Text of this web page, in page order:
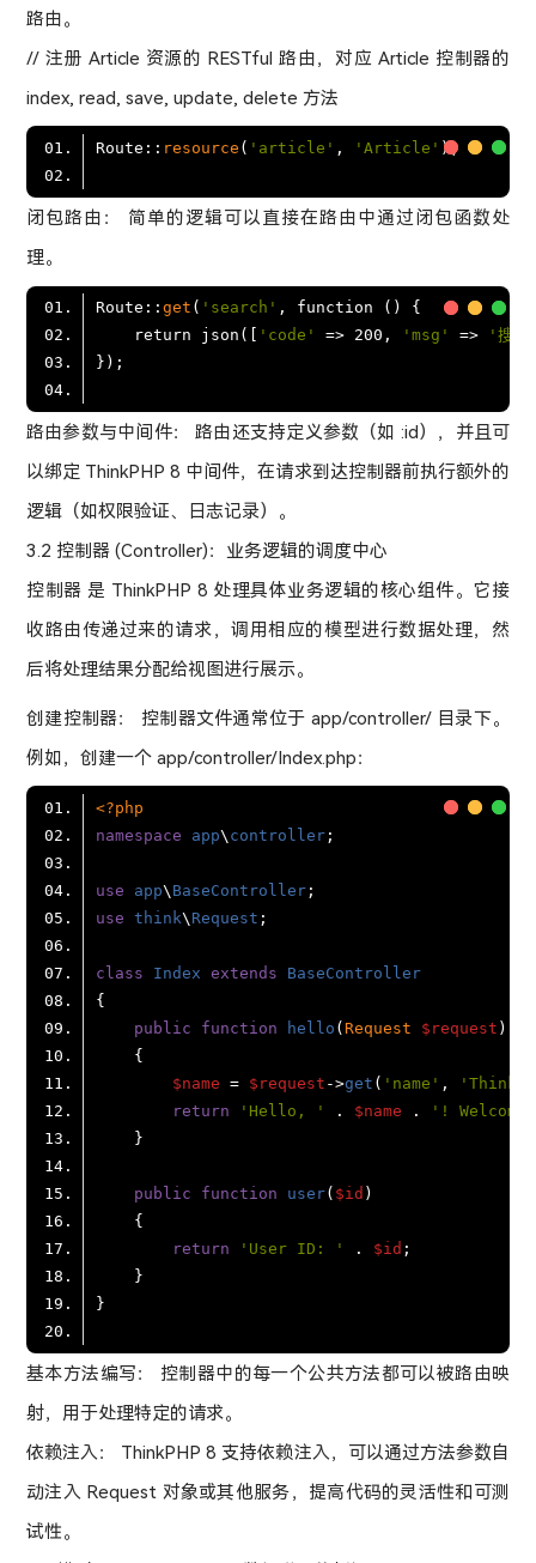
路由。
// 注册 Article 资源的 RESTful 路由，对应 Article 控制器的
index, read, save, update, delete 方法
Route:: resource ( 'article' , 'Article'
闭包路由： 简单的逻辑可以直接在路由中通过闭包函数处
理。
Route:: get ( 'search'
    return json(
'code' => 200, 'msg' =>
'搜索
路由参数与中间件： 路由还支持定义参数（如 :id），并且可
以绑定 ThinkPHP 8 中间件，在请求到达控制器前执行额外的
逻辑（如权限验证、日志记录）。
3.2 控制器 (Controller)：业务逻辑的调度中心
控制器 是 ThinkPHP 8 处理具体业务逻辑的核心组件。它接
收路由传递过来的请求，调用相应的模型进行数据处理，然
后将处理结果分配给视图进行展示。
创建控制器： 控制器文件通常位于 app/controller/ 目录下。
例如，创建一个 app/controller/Index.php：
<?php
namespace
app\ controller
use app\ BaseController
use think\ Request
class Index extends
BaseController
public
function hello ( Request $request
$name = $request ->get ( 'name' ,
return
'Hello, ' . $name .
'!
public function user( $id
return
'User ID: ' . $id
基本方法编写： 控制器中的每一个公共方法都可以被路由映
射，用于处理特定的请求。
依赖注入： ThinkPHP 8 支持依赖注入，可以通过方法参数自
动注入 Request 对象或其他服务，提高代码的灵活性和可测
试性。